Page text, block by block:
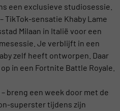
een exclusieve studiosessie.
– TikTok-sensatie Khaby Lame
Milaan in Italië voor een
Je verblijft in een
zelf heeft ontworpen. Daar
in een Fortnite Battle Royale.
– breng een week door met de
superster tijdens zijn